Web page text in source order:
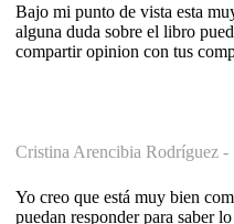
Bajo mi punto de vista esta
alguna duda sobre el libro
compartir opinion con tus
Cristina Arencibia Rodríguez -
Yo creo que está muy bien
puedan responder para saber